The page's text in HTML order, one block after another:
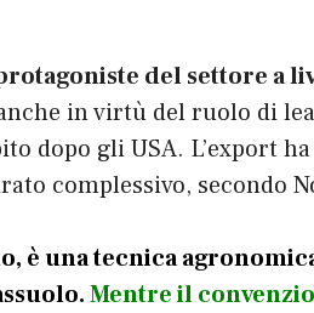
del settore a
in virtù del ruolo di
dopo gli USA. L’export
complessivo, secondo
è una tecnica
Mentre il